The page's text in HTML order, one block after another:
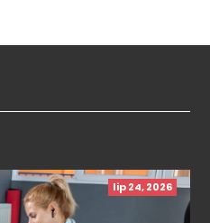
lip 24, 2026